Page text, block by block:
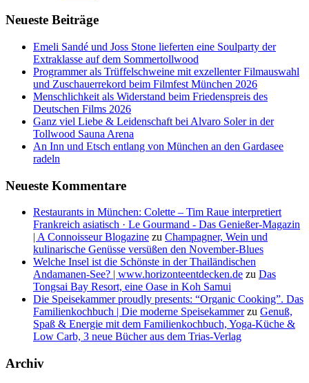
Neueste Beiträge
Emeli Sandé und Joss Stone lieferten eine Soulparty der
Extraklasse auf dem Sommertollwood
Programmer als Trüffelschweine mit exzellenter Filmauswahl
und Zuschauerrekord beim Filmfest München 2026
Menschlichkeit als Widerstand beim Friedenspreis des
Deutschen Films 2026
Ganz viel Liebe & Leidenschaft bei Alvaro Soler in der
Tollwood Sauna Arena
An Inn und Etsch entlang von München an den Gardasee
radeln
Neueste Kommentare
Restaurants in München: Colette – Tim Raue interpretiert
Frankreich asiatisch · Le Gourmand - Das Genießer-Magazin
| A Connoisseur Blogazine zu Champagner, Wein und
kulinarische Genüsse versüßen den November-Blues
Welche Insel ist die Schönste in der Thailändischen
Andamanen-See? | www.horizonteentdecken.de zu Das
Tongsai Bay Resort, eine Oase in Koh Samui
Die Speisekammer proudly presents: “Organic Cooking”. Das
Familienkochbuch | Die moderne Speisekammerzu Genuß,
Spaß & Energie mit dem Familienkochbuch, Yoga-Küche &
Low Carb, 3 neue Bücher aus dem Trias-Verlag
Archiv